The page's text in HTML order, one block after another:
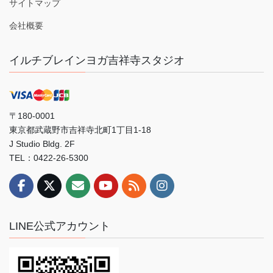
サイトマップ
会社概要
イルチブレインヨガ吉祥寺スタジオ
〒180-0001
東京都武蔵野市吉祥寺北町1丁目1-18
J Studio Bldg. 2F
TEL：0422-26-5300
LINE公式アカウント